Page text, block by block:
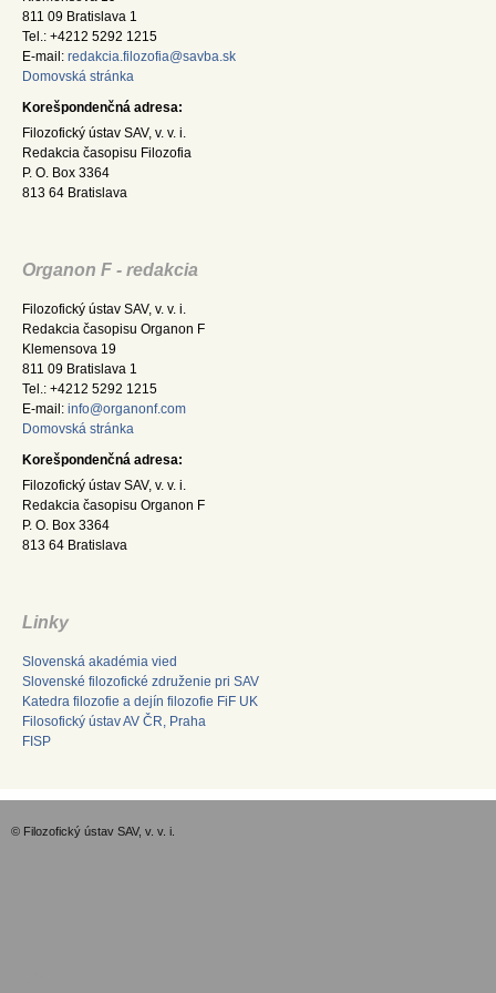
811 09 Bratislava 1
Tel.: +4212 5292 1215
E-mail: redakcia.filozofia@savba.sk
Domovská stránka
Korešpondenčná adresa:
Filozofický ústav SAV, v. v. i.
Redakcia časopisu Filozofia
P. O. Box 3364
813 64 Bratislava
Organon F - redakcia
Filozofický ústav SAV, v. v. i.
Redakcia časopisu Organon F
Klemensova 19
811 09 Bratislava 1
Tel.: +4212 5292 1215
E-mail: info@organonf.com
Domovská stránka
Korešpondenčná adresa:
Filozofický ústav SAV, v. v. i.
Redakcia časopisu Organon F
P. O. Box 3364
813 64 Bratislava
Linky
Slovenská akadémia vied
Slovenské filozofické združenie pri SAV
Katedra filozofie a dejín filozofie FiF UK
Filosofický ústav AV ČR, Praha
FISP
© Filozofický ústav SAV, v. v. i.